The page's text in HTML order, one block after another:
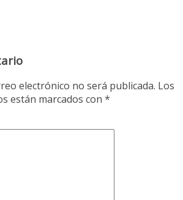
electrónico no será publicada. Los
están marcados con *